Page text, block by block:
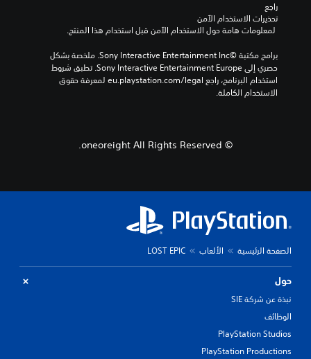
راجع
تحذيرات الاستخدام الآمن
الاستخدام الكاملة.
© oneoreight All Rights Reserved.
الصفحة الرئيسية الألعاب LOST EPIC
حول
نبذة عن شركة SIE
الوظائف
PlayStation Studios
PlayStation Productions